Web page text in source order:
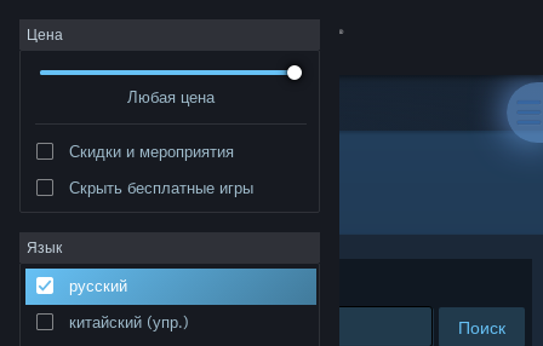
Войти
Сообщество
Информация
Поддержка
Цена
Любая цена
Скидки и мероприятия
Скрыть бесплатные игры
Язык
русский
китайский (упр.)
Разработчик: MoonShine Games
Сортировать по
Поиск